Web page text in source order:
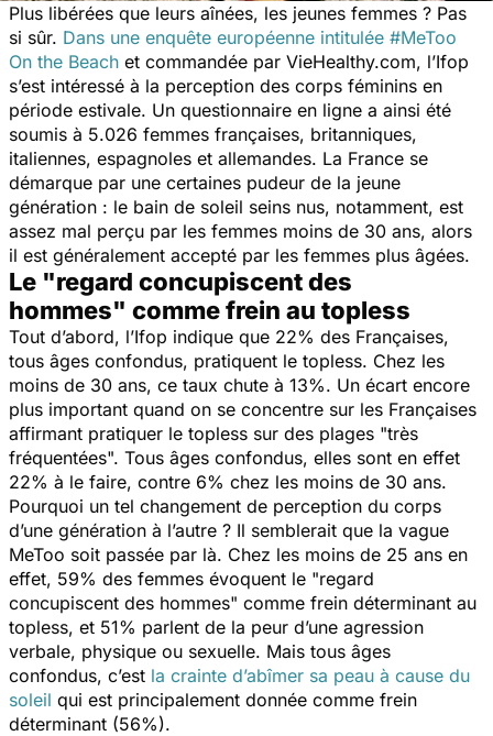
Plus libérées que leurs aînées, les jeunes femmes ? Pas
si sûr. Dans une enquête européenne intitulée #MeToo
On the Beach et commandée par VieHealthy.com, l’Ifop
s’est intéressé à la perception des corps féminins en
période estivale. Un questionnaire en ligne a ainsi été
soumis à 5.026 femmes françaises, britanniques,
italiennes, espagnoles et allemandes. La France se
démarque par une certaines pudeur de la jeune
génération : le bain de soleil seins nus, notamment, est
assez mal perçu par les femmes moins de 30 ans, alors
il est généralement accepté par les femmes plus âgées.
Le "regard concupiscent des
hommes" comme frein au topless
Tout d’abord, l’Ifop indique que 22% des Françaises,
tous âges confondus, pratiquent le topless. Chez les
moins de 30 ans, ce taux chute à 13%. Un écart encore
plus important quand on se concentre sur les Françaises
affirmant pratiquer le topless sur des plages "très
fréquentées". Tous âges confondus, elles sont en effet
22% à le faire, contre 6% chez les moins de 30 ans.
Pourquoi un tel changement de perception du corps
d’une génération à l’autre ? Il semblerait que la vague
MeToo soit passée par là. Chez les moins de 25 ans en
effet, 59% des femmes évoquent le "regard
concupiscent des hommes" comme frein déterminant au
topless, et 51% parlent de la peur d’une agression
verbale, physique ou sexuelle. Mais tous âges
confondus, c’est la crainte d’abîmer sa peau à cause du
soleil qui est principalement donnée comme frein
déterminant (56%).